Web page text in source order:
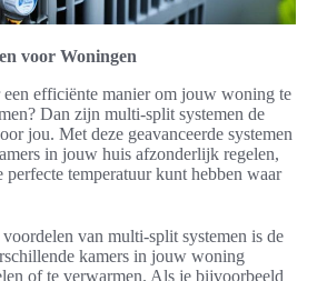
voor Woningen
een efficiënte manier om jouw woning te
Dan zijn multi-split systemen de
jou. Met deze geavanceerde systemen
in jouw huis afzonderlijk regelen,
temperatuur kunt hebben waar
van multi-split systemen is de
kamers in jouw woning
of te verwarmen. Als je bijvoorbeeld